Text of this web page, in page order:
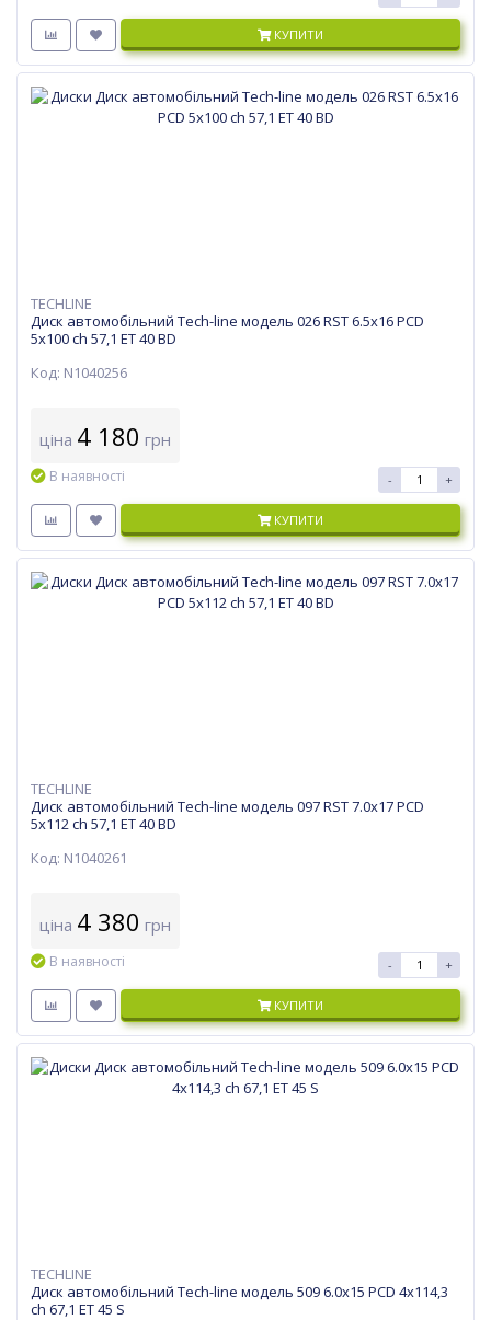
КУПИТИ
TECHLINE
Диск автомобільний Tech-line модель 026 RST 6.5х16 PCD
5x100 ch 57,1 ET 40 BD
Код: N1040256
ціна 4 180 грн
В наявності - +
КУПИТИ
TECHLINE
Диск автомобільний Tech-line модель 097 RST 7.0х17 PCD
5x112 ch 57,1 ET 40 BD
Код: N1040261
ціна 4 380 грн
В наявності - +
КУПИТИ
TECHLINE
Диск автомобільний Tech-line модель 509 6.0х15 PCD 4x114,3
ch 67,1 ET 45 S